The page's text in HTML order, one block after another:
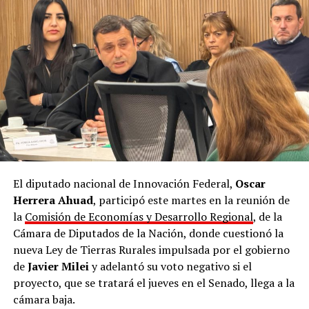
también contemple la protección del interés público, el
ambiente y la soberanía sobre los recursos estratégicos
de nuestra provincia y la república”.
Capítulo 3
El proyecto de “Ley de Inviolabilidad de la Propiedad
Privada” del gobierno de La Libertad Avanza consiste en
un paquete de reformas para limitar la intervención
estatal sobre los bienes privados, acelerar la
inversión.
El Capítulo 3, retirado hoy por Bullrich, abordaba de
manera específica la modificación y flexibilización de la
Ley de Tierras Rurales 26.737, desmontando las
restricciones para que capitales y ciudadanos
extranjeros adquieran campos y extensiones
territoriales en el país.
El diputado nacional de Innovación Federal, Oscar
Herrera Ahuad, participó este martes en la reunión de
la Comisión de Economías y Desarrollo Regional, de la
Cámara de Diputados de la Nación, donde cuestionó la
nueva Ley de Tierras Rurales impulsada por el gobierno
deJavier Mileiy adelantó su voto negativo si el
proyecto, que se tratará el jueves en el Senado, llega a la
cámara baja.